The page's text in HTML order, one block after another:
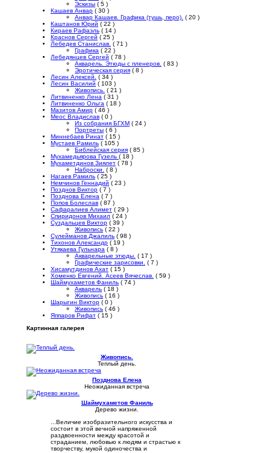
Эскизы ( 5 )
Кашаев Анвар ( 30 )
Анвар Кашаев. Графика (тушь, перо). ( 20 )
Каштанов Юрий ( 22 )
Кираев Рафаэль ( 14 )
Краснов Сергей ( 25 )
Лебедев Станислав. ( 71 )
Графика ( 22 )
Лебедянцев Сергей ( 78 )
Акварель. Этюды с пленеров. ( 83 )
Эротическая серия ( 8 )
Лесин Алексей. ( 34 )
Лесин Василий ( 103 )
Живопись. ( 21 )
Литвиненко Лена ( 31 )
Литвиненко Ольга ( 18 )
Мазитов Амир ( 46 )
Меос Владислав ( 0 )
Из собрания БГХМ ( 24 )
Портреты ( 6 )
Миннебаев Ринат ( 15 )
Мустаев Рамиль ( 105 )
Библейская серия ( 85 )
Мухамедьярова Гузель ( 18 )
Мухаметдинов Зиялет ( 78 )
Наброски. ( 8 )
Нагаев Рамиль ( 25 )
Немчинов Геннадий ( 23 )
Позднов Виктор ( 7 )
Позднова Елена ( 7 )
Попов Болеслав ( 87 )
Сафаралиев Алимет ( 29 )
Спиридонов Михаил ( 24 )
Суздальцев Виктор ( 39 )
Живопись ( 22 )
Сулейманов Джалиль ( 98 )
Тихонов Александр ( 19 )
Утякаева Гульнара ( 8 )
Акварельные этюды. ( 17 )
Графические зарисовки. ( 7 )
Хисамутдинов Ахат ( 15 )
Хоменко Евгений. Асеев Вячеслав. ( 59 )
Шаймухаметов Фаниль ( 74 )
Акварель ( 18 )
Живопись ( 16 )
Шарыгин Виктор ( 0 )
Живопись ( 46 )
Яппаров Рифат ( 15 )
Картинная галерея
Живопись.
Теплый день.
Позднова Елена
Неожиданная встреча
Шаймухаметов Фаниль
Дерево жизни.
...Величие изобразительного искусства и
состоит в этой вечной напряженной
раздвоенности между красотой и
страданием, любовью к людям и страстью к
творчеству, мукой одиночества и